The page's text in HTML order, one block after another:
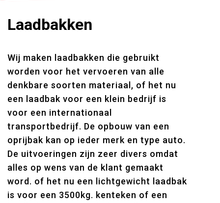
Laadbakken
Wij maken laadbakken die gebruikt
worden voor het vervoeren van alle
denkbare soorten materiaal, of het nu
een laadbak voor een klein bedrijf is
voor een internationaal
transportbedrijf. De opbouw van een
oprijbak kan op ieder merk en type auto.
De uitvoeringen zijn zeer divers omdat
alles op wens van de klant gemaakt
word. of het nu een lichtgewicht laadbak
is voor een 3500kg. kenteken of een